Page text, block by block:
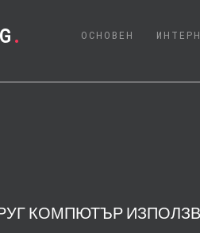
. ОСНОВЕН (CURRENT)
КОМПЮТЪР